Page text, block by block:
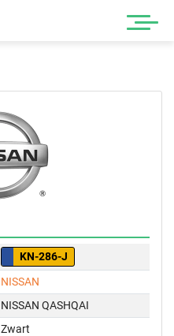
KN-286-J
NISSAN
NISSAN QASHQAI
Zwart